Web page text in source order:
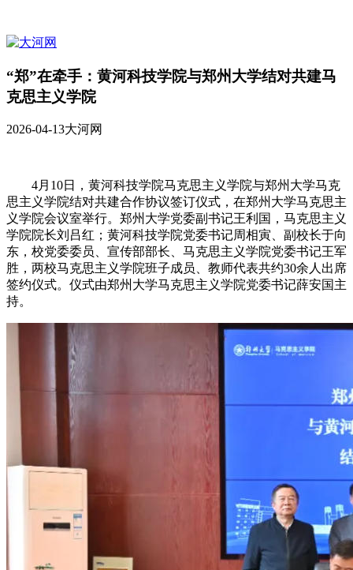
“郑”在牵手：黄河科技学院与郑州大学结对共建马
克思主义学院
2026-04-13大河网
4月10日，黄河科技学院马克思主义学院与郑州大学马克
思主义学院结对共建合作协议签订仪式，在郑州大学马克思主
义学院会议室举行。郑州大学党委副书记王利国，马克思主义
学院院长刘吕红；黄河科技学院党委书记周相寅、副校长于向
东，校党委委员、宣传部部长、马克思主义学院党委书记王军
胜，两校马克思主义学院班子成员、教师代表共约30余人出席
签约仪式。仪式由郑州大学马克思主义学院党委书记薛安国主
持。